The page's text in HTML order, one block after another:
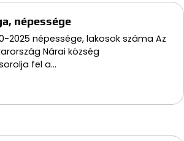
népessége
2025 népessége, lakosok száma Az
Nárai község
fel a…